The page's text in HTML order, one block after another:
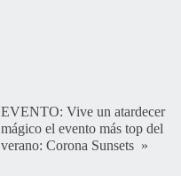
EVENTO: Vive un atardecer
mágico el evento más top del
verano: Corona Sunsets »